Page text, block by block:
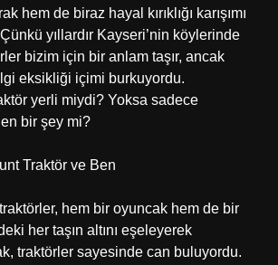
hem de biraz hayal kırıklığı karışımı
yıllardır Kayseri’nin köylerinde
bizim için bir anlam taşır, ancak
eksikliği içimi burkuyordu.
yerli miydi? Yoksa sadece
bir şey mi?
Traktör ve Ben
hem bir oyuncak hem de bir
her taşın altını eşeleyerek
traktörler sayesinde can buluyordu.